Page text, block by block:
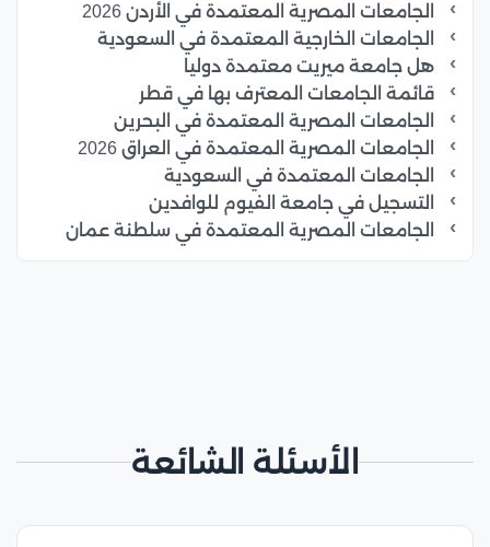
الجامعات المصرية المعتمدة في الأردن 2026
الجامعات الخارجية المعتمدة في السعودية
هل جامعة ميريت معتمدة دوليا
قائمة الجامعات المعترف بها في قطر
الجامعات المصرية المعتمدة في البحرين
الجامعات المصرية المعتمدة في العراق 2026
الجامعات المعتمدة في السعودية
التسجيل في جامعة الفيوم للوافدين
الجامعات المصرية المعتمدة في سلطنة عمان
الأسئلة الشائعة